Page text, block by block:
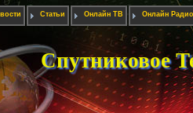
Статьи Онлайн ТВ Онлайн Радио
Спутниковое